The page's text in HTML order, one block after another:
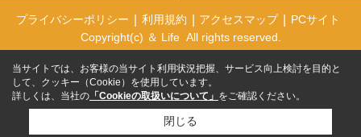
プライバシーポリシー 利用規約 アクセスマップ
PCサイト
Copyright(c) ＆ Life All rights reserved.
当サイトでは、お客様の当サイト利用状況把握、サービス向上検討を目的と
して、クッキー（Cookie）を使用しています。
詳しくは、当社の 「Cookieの取扱いについて」 をご確認ください。
閉じる